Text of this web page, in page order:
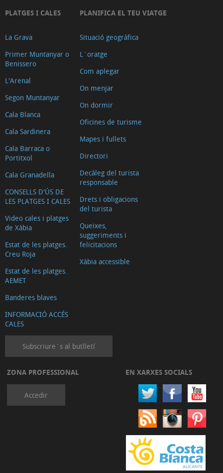
PLATGES I CALES
La Grava
Primer Muntanyar o
Benissero
L'Arenal
Segon Muntanyar
Cala Blanca
Cala Sardinera
Cala Barraca o
Portitxol
Cala Granadella
CONSELLS D'ÚS DE
LES PLATGES I CALES
Video cales i platges
de Xàbia
Estat de les platges.
Creu Roja
Estat de les platges.
AEMET
Banderes blaves
INFORMACIÓ ACCÉS
CALES
PLANIFICA EL TEU VIATGE
Situació geogràfica
L´oratge
Com aplegar
On menjar
On dormir
Oficines de turisme
Mapes i fullets
Directori
Decàleg del turista
responsable
Drets i obligacions
del turista
Queixes,
suggeriments i
felicitacions
Xàbia accessible
Subscriure´s al butlletí
ZONA PROFESSIONAL
Accedir
EN XARXES SOCIALS